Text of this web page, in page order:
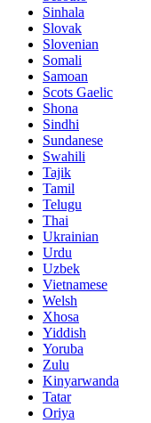
Sinhala
Slovak
Slovenian
Somali
Samoan
Scots Gaelic
Shona
Sindhi
Sundanese
Swahili
Tajik
Tamil
Telugu
Thai
Ukrainian
Urdu
Uzbek
Vietnamese
Welsh
Xhosa
Yiddish
Yoruba
Zulu
Kinyarwanda
Tatar
Oriya